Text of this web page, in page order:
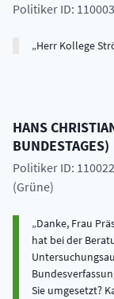
Politiker ID:
Herr Kollege
HANS
BUNDESTAGES)
Politiker ID:
(Grüne)
Danke, Frau
hat bei der
Sie umgesetzt?